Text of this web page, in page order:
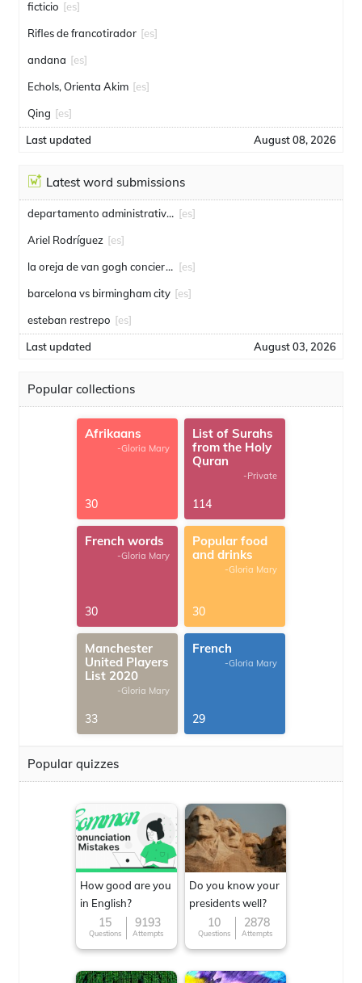
ficticio [es]
Rifles de francotirador [es]
andana [es]
Echols, Orienta Akim [es]
Qing [es]
Last updated August 08, 2026
Latest word submissions
departamento administrativo de seguridad [es]
Ariel Rodríguez [es]
la oreja de van gogh conciertos [es]
barcelona vs birmingham city [es]
esteban restrepo [es]
Last updated August 03, 2026
Popular collections
Afrikaans
-Gloria Mary
30
List of Surahs
from the Holy
Quran
-Private
114
French words
-Gloria Mary
30
Popular food
and drinks
-Gloria Mary
30
Manchester
United Players
List 2020
-Gloria Mary
33
French
-Gloria Mary
29
Popular quizzes
How good are you
in English?
15
Questions
9193
Attempts
Do you know your
presidents well?
10
Questions
2878
Attempts